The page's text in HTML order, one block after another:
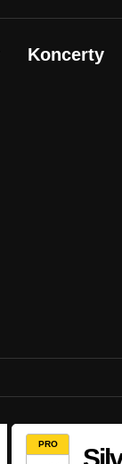
Koncerty
PRO